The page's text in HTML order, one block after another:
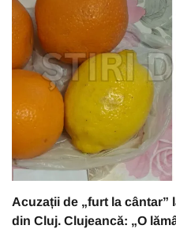
Acuzații de „furt la cântar”
din Cluj. Clujeancă: „O